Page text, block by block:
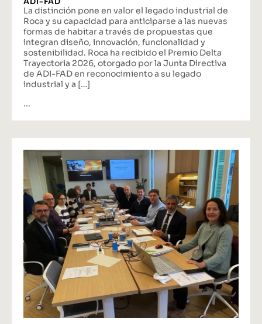
La distinción pone en valor el legado industrial de
Roca y su capacidad para anticiparse a las nuevas
formas de habitar a través de propuestas que
integran diseño, innovación, funcionalidad y
sostenibilidad. Roca ha recibido el Premio Delta
Trayectoria 2026, otorgado por la Junta Directiva
de ADI-FAD en reconocimiento a su legado
industrial y a […]
...